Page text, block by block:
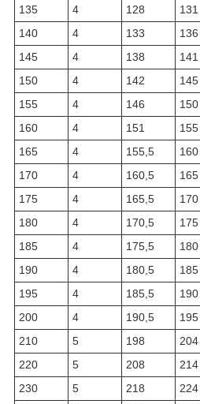
135
4 128 131
140
4 133 136
145
4 138 141
150
4 142 145
155
4 146 150
160
4 151 155
165
4 155,5 160
170
4 160,5 165
175
4 165,5 170
180
4 170,5 175
185
4 175,5 180
190
4 180,5 185
195
4 185,5 190
200
4 190,5 195
210
5 198 204
220
5 208 214
230
5 218 224